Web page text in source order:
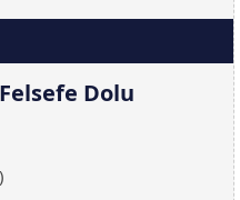
Dolu